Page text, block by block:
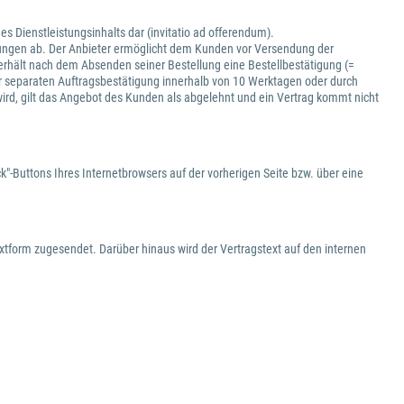
Dienstleistungsinhalts dar (invitatio ad offerendum).
ab. Der Anbieter ermöglicht dem Kunden vor Versendung der
nach dem Absenden seiner Bestellung eine Bestellbestätigung (=
Auftragsbestätigung innerhalb von 10 Werktagen oder durch
gilt das Angebot des Kunden als abgelehnt und ein Vertrag kommt nicht
Buttons Ihres Internetbrowsers auf der vorherigen Seite bzw. über eine
zugesendet. Darüber hinaus wird der Vertragstext auf den internen